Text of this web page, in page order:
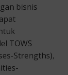
bisnis
TOWS
Strengths),